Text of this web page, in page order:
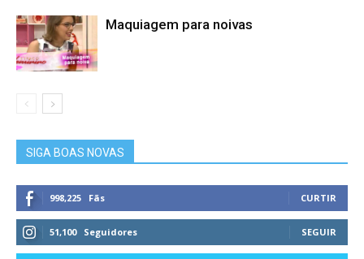
Maquiagem para noivas
SIGA BOAS NOVAS
998,225 Fãs CURTIR
51,100 Seguidores SEGUIR